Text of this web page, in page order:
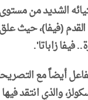
الشديد من
القدم (فيفا)، حيث
فيفا زاباتا'.
أيضاً مع
والذي انتقد